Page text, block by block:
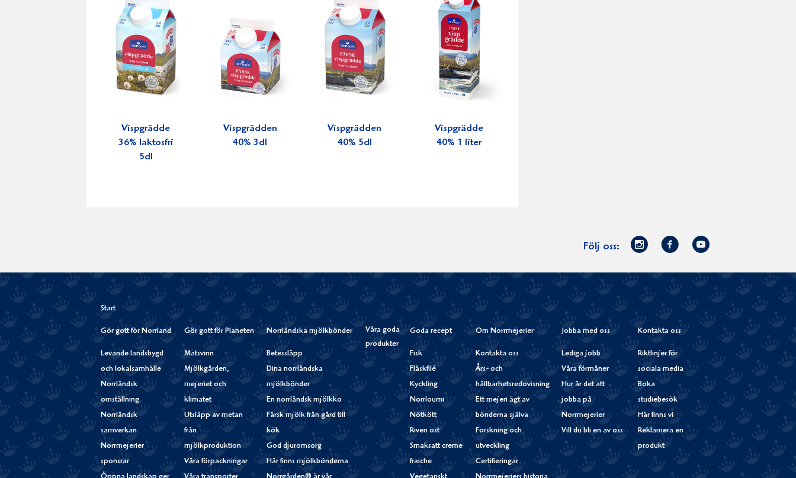
Vispgrädde
36% laktosfri
5dl
Vispgrädden
40% 3dl
Vispgrädden
40% 5dl
Vispgrädde
40% 1 liter
Följ oss:
Norrmejerier
Instagram
Facebook
Youtube
Start
Gör gott för Norrland
Levande landsbygd
och lokalsamhälle
Norrländsk
omställning
Norrländsk
samverkan
Norrmejerier
sponsrar
Gör gott för Planeten
Matsvinn
Mjölkgården,
mejeriet och
klimatet
Utsläpp av metan
från
mjölkproduktion
Våra förpackningar
Norrländska mjölkbönder
Betessläpp
Dina norrländska
mjölkbönder
En norrländsk mjölkko
Färsk mjölk från gård till
kök
God djuromsorg
Här finns mjölkbönderna
Våra goda
produkter
Goda recept
Fisk
Fläskfilé
Kyckling
Norrloumi
Nötkött
Riven ost
Smaksatt creme
fraiche
Om Norrmejerier
Kontakta oss
Års- och
hållbarhetsredovisning
Ett mejeri ägt av
bönderna själva
Forskning och
utveckling
Certifieringar
Jobba med oss
Lediga jobb
Våra förmåner
Hur är det att
jobba på
Norrmejerier
Vill du bli en av oss
Kontakta oss
Riktlinjer för
sociala media
Boka
studiebesök
Här finns vi
Reklamera en
produkt